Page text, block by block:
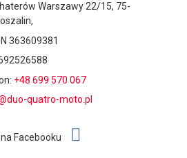
Warszawy 22/15, 75-
363609381
+48 699 570 067
quatro-moto.pl
Facebooku